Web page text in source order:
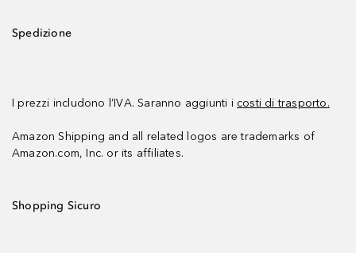
Spedizione
I prezzi includono l’IVA. Saranno aggiunti i costi di trasporto.
Amazon Shipping and all related logos are trademarks of
Amazon.com, Inc. or its affiliates.
Shopping Sicuro